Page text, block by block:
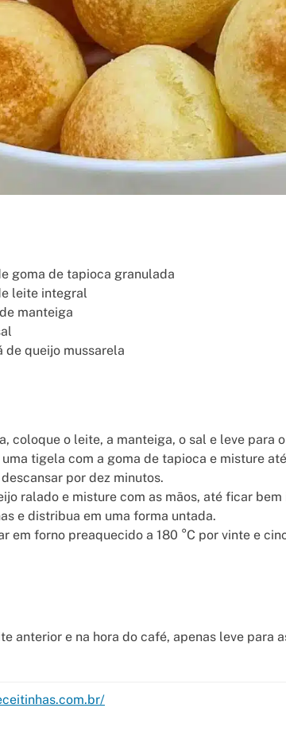
goma de tapioca granulada
leite integral
manteiga
de queijo mussarela
coloque o leite, a manteiga, o sal e leve para
tigela com a goma de tapioca e misture
por dez minutos.
ralado e misture com as mãos, até ficar
e distribua em uma forma untada.
em forno preaquecido a 180 °C por vinte e
anterior e na hora do café, apenas leve para